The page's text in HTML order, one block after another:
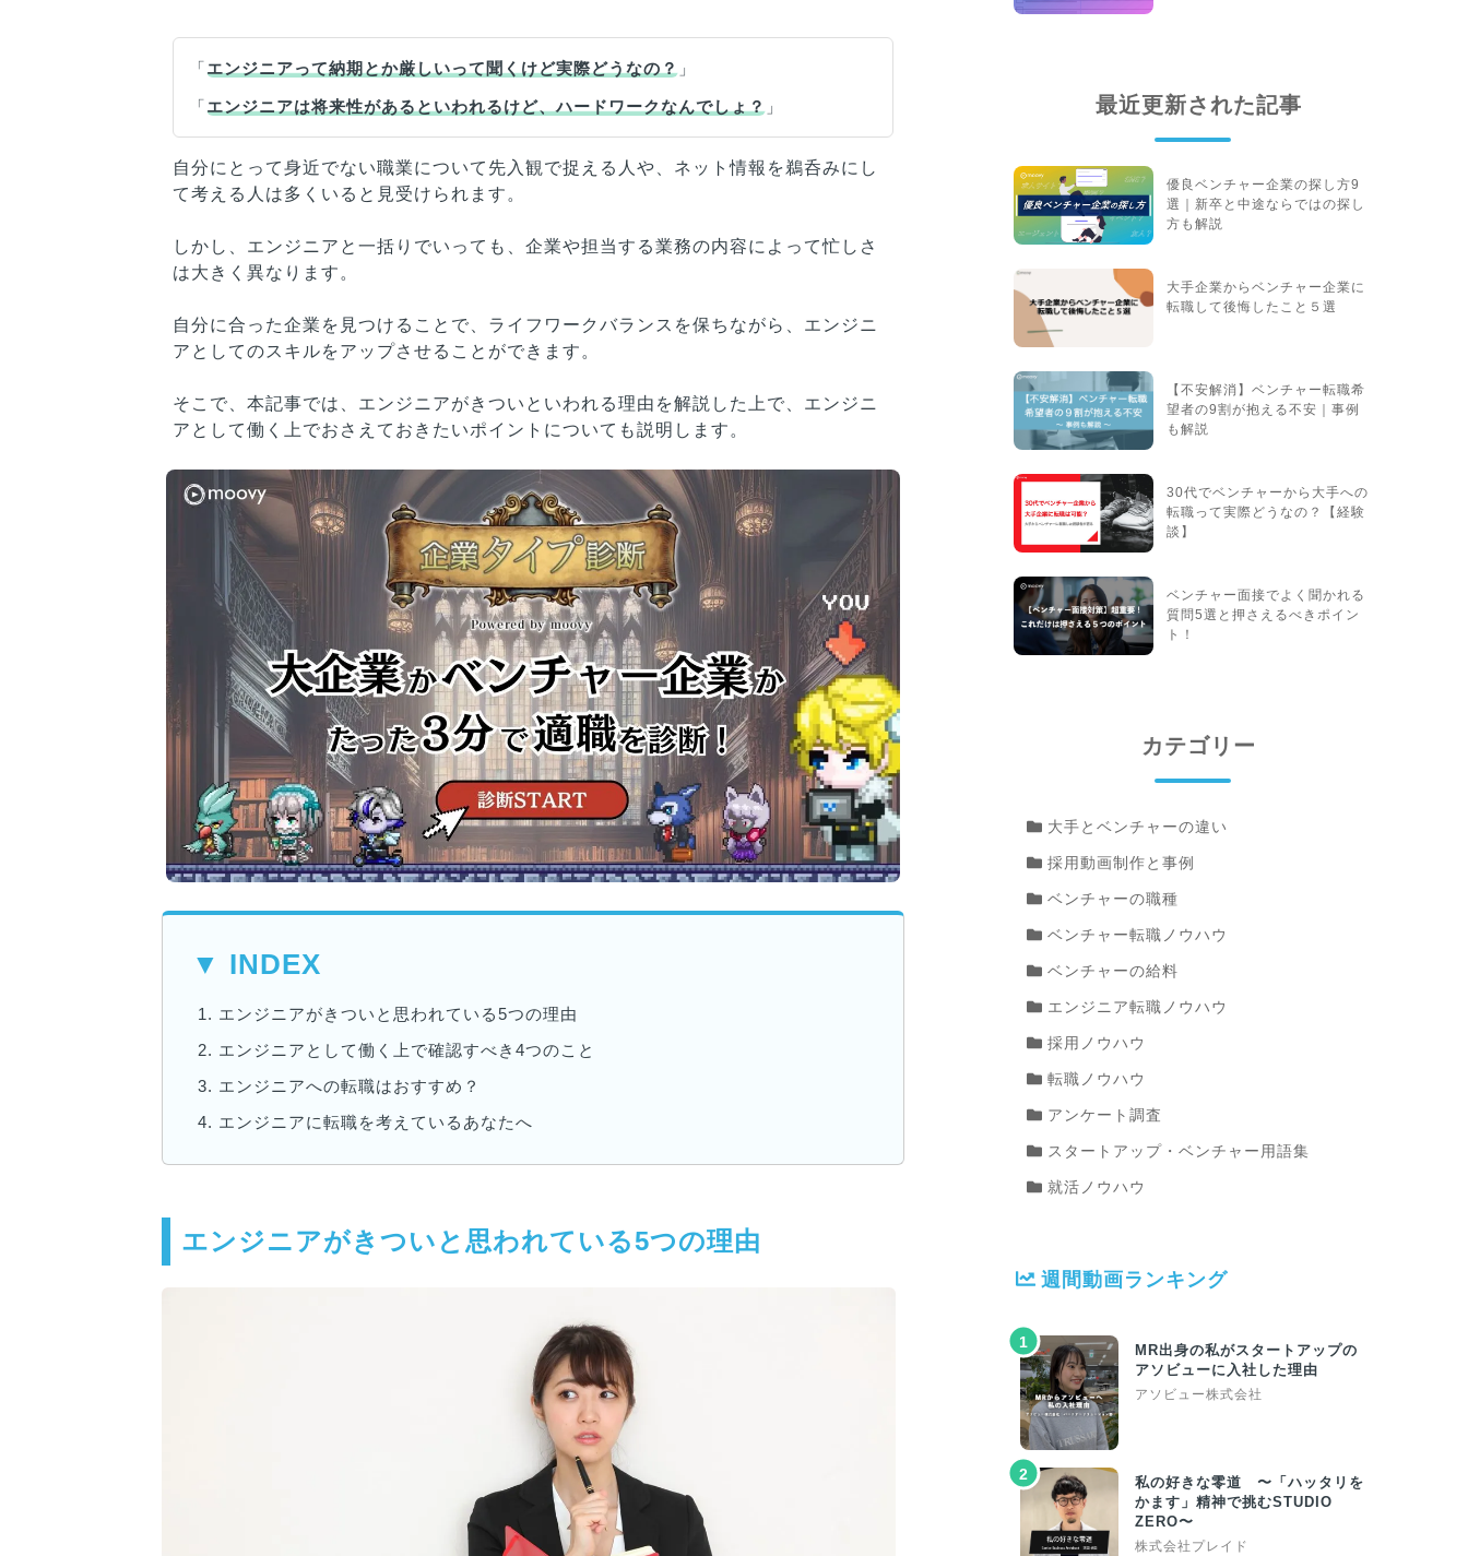
「エンジニアって納期とか厳しいって聞くけど実際どうなの？ 」
「エンジニアは将来性があるといわれるけど、ハードワークなんでしょ？ 」
自分にとって身近でない職業について先入観で捉える人や、ネット情報を鵜呑みにし
て考える人は多くいると見受けられます。
しかし、エンジニアと一括りでいっても、企業や担当する業務の内容によって忙しさ
は大きく異なります。
自分に合った企業を見つけることで、ライフワークバランスを保ちながら、エンジニ
アとしてのスキルをアップさせることができます。
そこで、本記事では、エンジニアがきついといわれる理由を解説した上で、エンジニ
アとして働く上でおさえておきたいポイントについても説明します。
▼ INDEX
1. エンジニアがきついと思われている5つの理由
2. エンジニアとして働く上で確認すべき4つのこと
3. エンジニアへの転職はおすすめ？
4. エンジニアに転職を考えているあなたへ
エンジニアがきついと思われている5つの理由
最近更新された記事
優良ベンチャー企業の探し方9
選｜新卒と中途ならではの探し
方も解説
大手企業からベンチャー企業に
転職して後悔したこと５選
【不安解消】ベンチャー転職希
望者の9割が抱える不安｜事例
も解説
30代でベンチャーから大手への
転職って実際どうなの？【経験
談】
ベンチャー面接でよく聞かれる
質問5選と押さえるべきポイン
ト！
カテゴリー
大手とベンチャーの違い
採用動画制作と事例
ベンチャーの職種
ベンチャー転職ノウハウ
ベンチャーの給料
エンジニア転職ノウハウ
採用ノウハウ
転職ノウハウ
アンケート調査
スタートアップ・ベンチャー用語集
就活ノウハウ
週間動画ランキング
1
MR出身の私がスタートアップの
アソビューに入社した理由
アソビュー株式会社
2
私の好きな零道 〜「ハッタリを
かます」精神で挑むSTUDIO
ZERO〜
株式会社プレイド